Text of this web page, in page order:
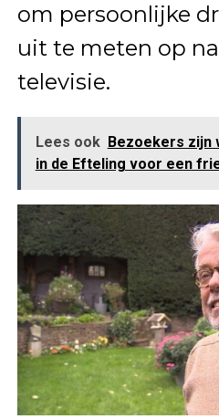
om persoonlijke
uit te meten op
televisie.
Lees ook Bezoekers zijn
in de Efteling voor een